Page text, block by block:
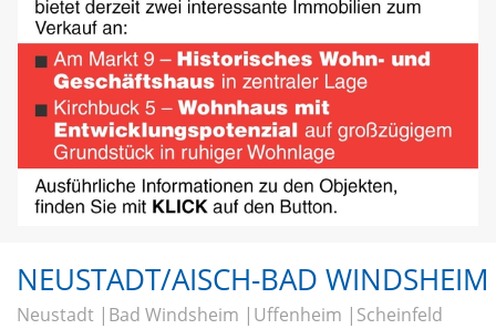
NEUSTADT/AISCH-BAD WINDSHEIM
Neustadt Bad Windsheim Uffenheim Scheinfeld